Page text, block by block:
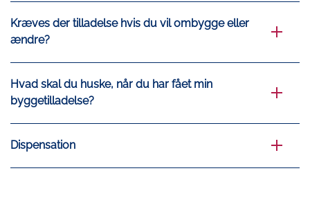
Kræves der tilladelse hvis du vil ombygge eller
ændre?
Hvad skal du huske, når du har fået min
byggetilladelse?
Dispensation